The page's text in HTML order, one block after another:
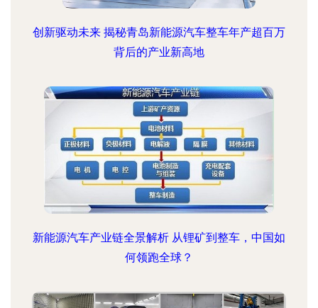
创新驱动未来 揭秘青岛新能源汽车整车年产超百万
背后的产业新高地
新能源汽车产业链全景解析 从锂矿到整车，中国如
何领跑全球？